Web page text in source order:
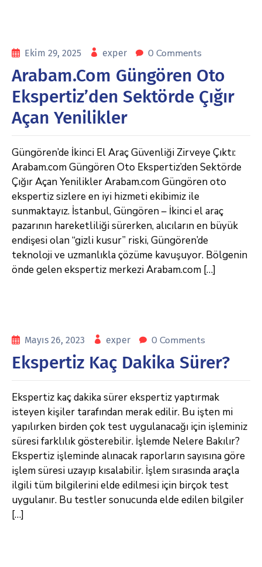
Ekim 29, 2025 exper 0 Comments
Arabam.com Güngören Oto
Ekspertiz’den Sektörde Çığır
Açan Yenilikler
Güngören’de İkinci El Araç Güvenliği Zirveye Çıktı:
Arabam.com Güngören Oto Ekspertiz’den Sektörde
Çığır Açan Yenilikler Arabam.com Güngören oto
ekspertiz sizlere en iyi hizmeti ekibimiz ile
sunmaktayız. İstanbul, Güngören – İkinci el araç
pazarının hareketliliği sürerken, alıcıların en büyük
endişesi olan “gizli kusur” riski, Güngören’de
teknoloji ve uzmanlıkla çözüme kavuşuyor. Bölgenin
önde gelen ekspertiz merkezi Arabam.com […]
Mayıs 26, 2023 exper 0 Comments
Ekspertiz Kaç Dakika Sürer?
Ekspertiz kaç dakika sürer ekspertiz yaptırmak
isteyen kişiler tarafından merak edilir. Bu işten mi
yapılırken birden çok test uygulanacağı için işleminiz
süresi farklılık gösterebilir. İşlemde Nelere Bakılır?
Ekspertiz işleminde alınacak raporların sayısına göre
işlem süresi uzayıp kısalabilir. İşlem sırasında araçla
ilgili tüm bilgilerini elde edilmesi için birçok test
uygulanır. Bu testler sonucunda elde edilen bilgiler
[…]